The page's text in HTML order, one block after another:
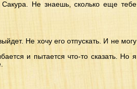
Не знаешь, сколько еще тебе
Не хочу его отпускать. И не могу
и пытается что-то сказать. Но я